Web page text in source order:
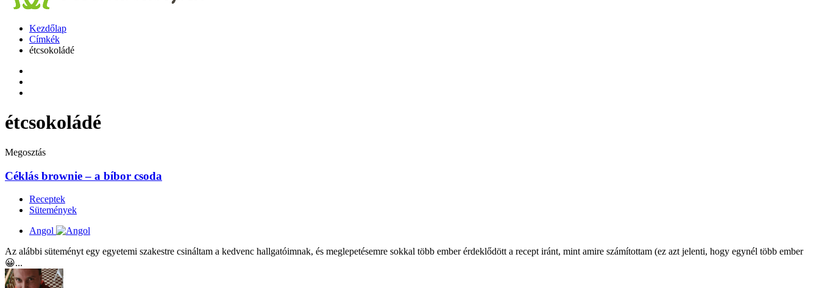
Kezdőlap
Címkék
étcsokoládé
étcsokoládé
Megosztás
Céklás brownie – a bíbor csoda
Receptek
Sütemények
Angol
Az alábbi süteményt egy egyetemi szakestre csináltam a kedvenc hallgatóimnak, és meglepetésemre sokkal több ember érdeklődött a recept iránt, mint amire számítottam (ez azt jelenti, hogy egynél több ember
😀...